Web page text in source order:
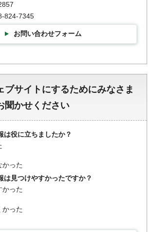
824-7345
お問い合わせフォーム
ブサイトにするためにみなさま
聞かせください
は役に立ちましたか？
かった
は見つけやすかったですか？
かった
かった